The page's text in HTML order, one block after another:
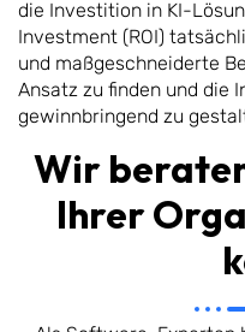
die Investition in KI-
Investment (ROI)
und maßgeschneiderte
Ansatz zu finden und die
gewinnbringend zu
Wir
Ihrer